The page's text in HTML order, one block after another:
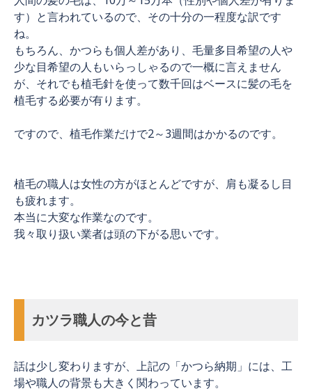
す）と言われているので、その十分の一程度な訳です
ね。
もちろん、かつらも個人差があり、毛量多目希望の人や
少な目希望の人もいらっしゃるので一概に言えません
が、それでも植毛針を使って数千回はベースに髪の毛を
植毛する必要が有ります。
ですので、植毛作業だけで2～3週間はかかるのです。
植毛の職人は女性の方がほとんどですが、肩も凝るし目
も疲れます。
本当に大変な作業なのです。
我々取り扱い業者は頭の下がる思いです。
カツラ職人の今と昔
話は少し変わりますが、上記の「かつら納期」には、工
場や職人の背景も大きく関わっています。